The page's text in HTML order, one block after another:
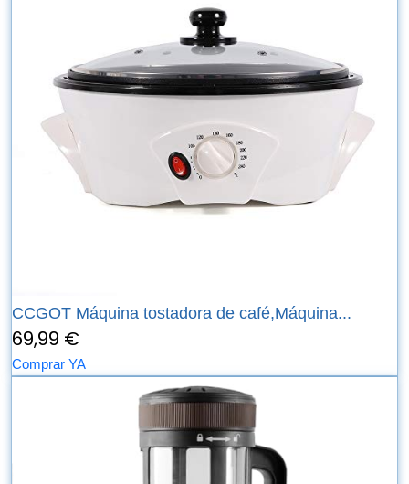
CCGOT Máquina tostadora de café,Máquina...
69,99 €
Comprar YA